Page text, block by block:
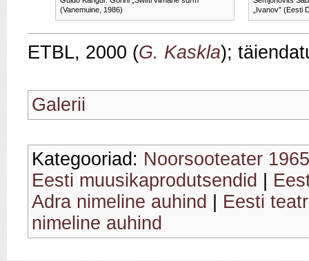
(Vanemuine, 1986)
„Ivanov” (Eesti
ETBL, 2000 (G. Kaskla);
Galerii
Kategooriad: Noorsooteater
Eesti muusikaprodutsendid
Adra nimeline auhind
Eesti
nimeline auhind